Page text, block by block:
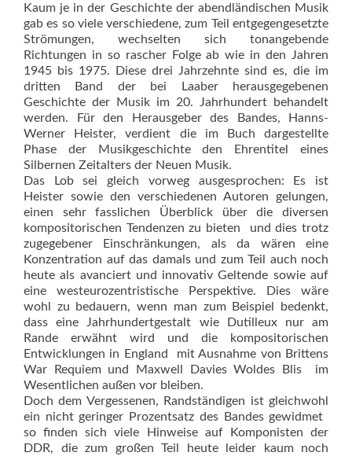
Kaum je in der Geschichte der abendländischen Musik
gab es so viele verschiedene, zum Teil entgegengesetzte
Strömungen, wechselten sich tonangebende
Richtungen in so rascher Folge ab wie in den Jahren
1945 bis 1975. Diese drei Jahrzehnte sind es, die im
dritten Band der bei Laaber herausgegebenen
Geschichte der Musik im 20. Jahrhundert behandelt
werden. Für den Herausgeber des Bandes, Hanns-
Werner Heister, verdient die im Buch dargestellte
Phase der Musikgeschichte den Ehrentitel eines
Silbernen Zeitalters der Neuen Musik.
Das Lob sei gleich vorweg ausgesprochen: Es ist
Heister sowie den verschiedenen Autoren gelungen,
einen sehr fasslichen Überblick über die diversen
kompositorischen Tendenzen zu bieten  und dies trotz
zugegebener Einschränkungen, als da wären eine
Konzentration auf das damals und zum Teil auch noch
heute als avanciert und innovativ Geltende sowie auf
eine westeurozentristische Perspektive. Dies wäre
wohl zu bedauern, wenn man zum Beispiel bedenkt,
dass eine Jahrhundertgestalt wie Dutilleux nur am
Rande erwähnt wird und die kompositorischen
Entwicklungen in England  mit Ausnahme von Brittens
War Requiem und Maxwell Davies Woldes Blis  im
Wesentlichen außen vor bleiben.
Doch dem Vergessenen, Randständigen ist gleichwohl
ein nicht geringer Prozentsatz des Bandes gewidmet 
so finden sich viele Hinweise auf Komponisten der
DDR, die zum großen Teil heute leider kaum noch